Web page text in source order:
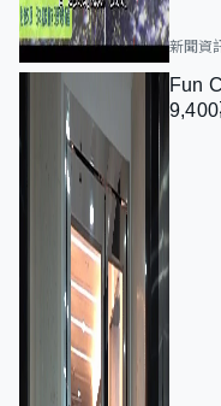
新聞資
Fun